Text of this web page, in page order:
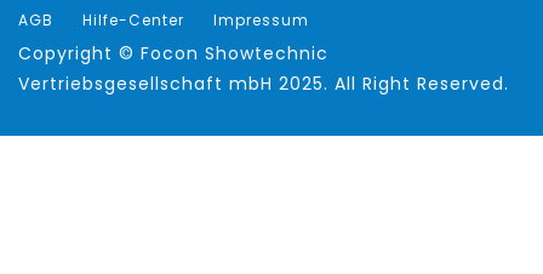
AGB Hilfe-Center Impressum
Copyright © Focon Showtechnic
Vertriebsgesellschaft mbH 2025. All Right Reserved.